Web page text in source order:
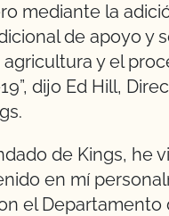
mediante la
de apoyo y
y el
dijo Ed Hill,
de Kings, he
en mí
el Departamento